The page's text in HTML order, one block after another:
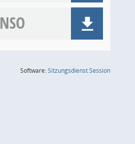
NSO
Software:SitzungsdienstSession(Wird in